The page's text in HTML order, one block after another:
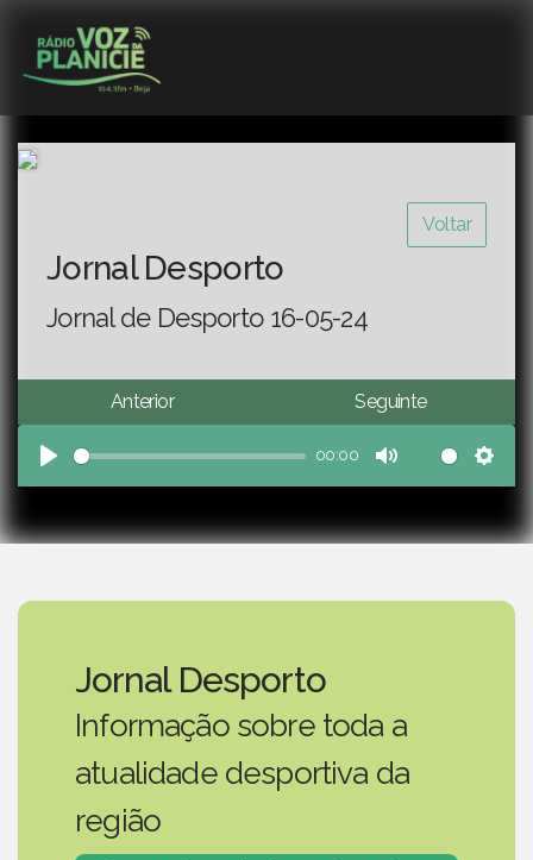
Voltar
Jornal Desporto
Jornal de Desporto 16-05-24
Anterior Seguinte
Play
00:00
Mute
Jornal Desporto
Informação sobre toda a
atualidade desportiva da
região